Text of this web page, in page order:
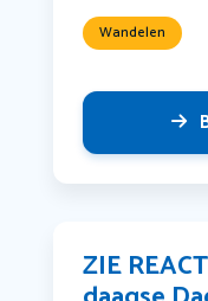
Wandelen
ZIE